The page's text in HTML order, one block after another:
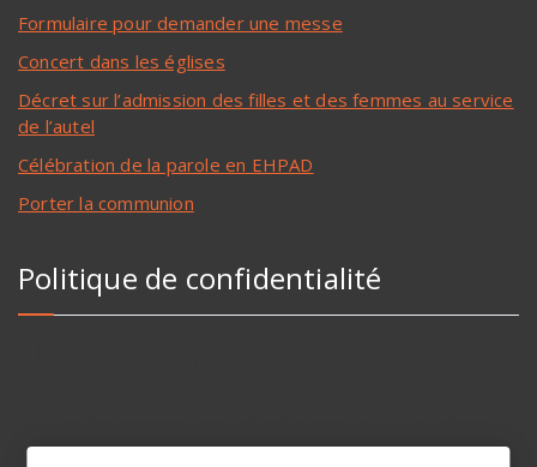
Formulaire pour demander une messe
Concert dans les églises
Décret sur l’admission des filles et des femmes au service
de l’autel
Célébration de la parole en EHPAD
Porter la communion
Politique de confidentialité